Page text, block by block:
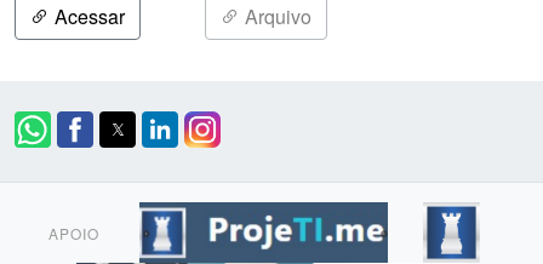
Acessar Arquivo
APOIO